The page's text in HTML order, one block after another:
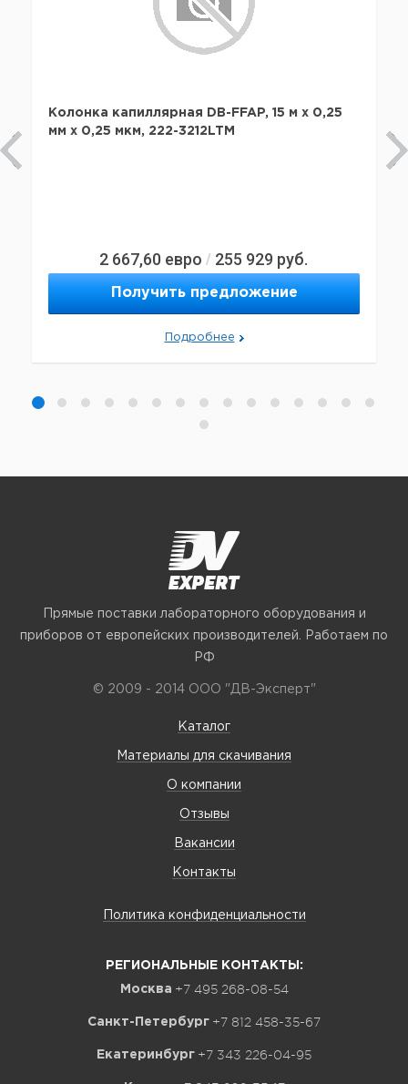
Колонка капиллярная DB-FFAP, 15 м x 0,25
мм х 0,25 мкм, 222-3212LTM
2 667,60 евро / 255 929 руб.
Получить предложение
Подробнее
Прямые поставки лабораторного оборудования и
приборов от европейских производителей. Работаем по
РФ
© 2009 - 2014 ООО "ДВ-Эксперт"
Каталог
Материалы для скачивания
О компании
Отзывы
Вакансии
Контакты
Политика конфиденциальности
РЕГИОНАЛЬНЫЕ КОНТАКТЫ:
Москва +7 495 268-08-54
Санкт-Петербург +7 812 458-35-67
Екатеринбург +7 343 226-04-95